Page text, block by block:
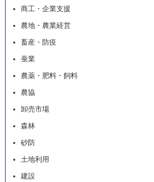
商工・企業支援
農地・農業経営
畜産・防疫
蚕業
農薬・肥料・飼料
農協
卸売市場
森林
砂防
土地利用
建設